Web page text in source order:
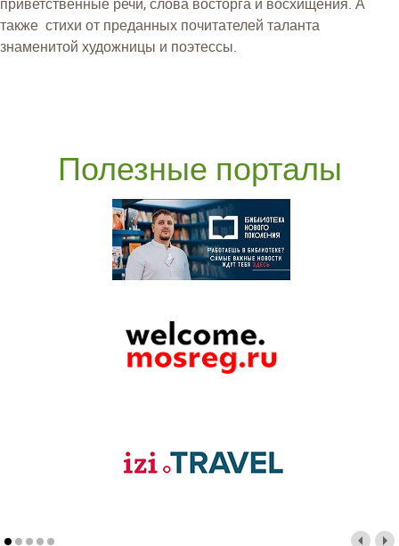
приветственные речи, слова восторга и восхищения. А
также стихи от преданных почитателей таланта
знаменитой художницы и поэтессы.
Полезные порталы